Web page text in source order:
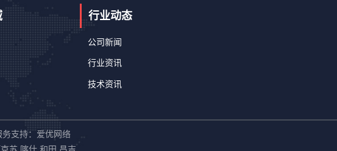
行业动态
公司新闻
行业资讯
技术资讯
务支持：
爱优网络